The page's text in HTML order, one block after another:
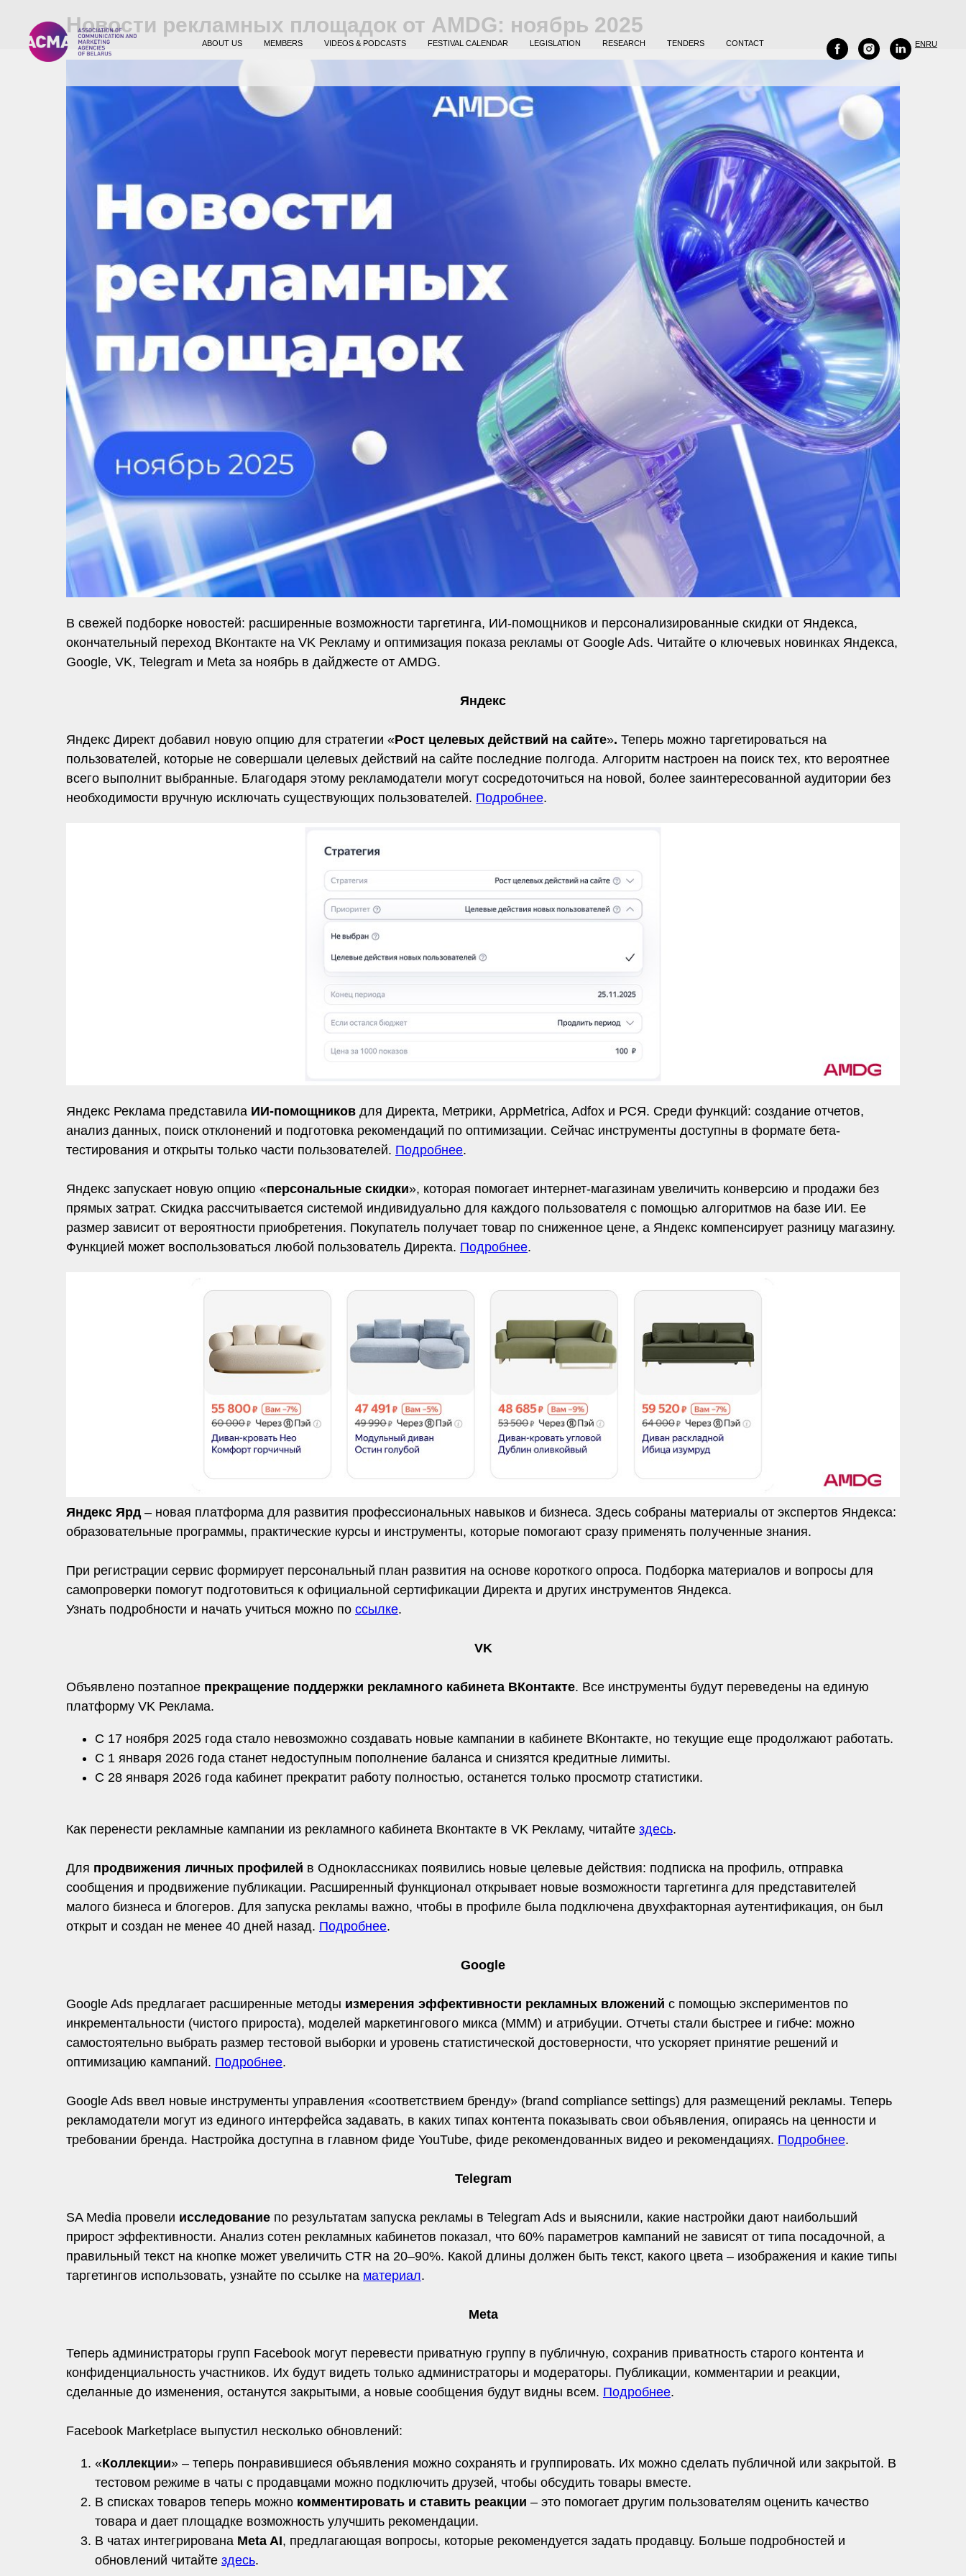
ABOUT US MEMBERS VIDEOS & PODCASTS FESTIVAL CALENDAR LEGISLATION RESEARCH TENDERS CONTACT ENRU
Новости рекламных площадок от AMDG: ноябрь 2025
В свежей подборке новостей: расширенные возможности таргетинга, ИИ-помощников и персонализированные скидки от Яндекса,
окончательный переход ВКонтакте на VK Рекламу и оптимизация показа рекламы от Google Ads. Читайте о ключевых новинках Яндекса,
Google, VK, Telegram и Meta за ноябрь в дайджесте от AMDG.
Яндекс
Яндекс Директ добавил новую опцию для стратегии «Рост целевых действий на сайте». Теперь можно таргетироваться на
пользователей, которые не совершали целевых действий на сайте последние полгода. Алгоритм настроен на поиск тех, кто вероятнее
всего выполнит выбранные. Благодаря этому рекламодатели могут сосредоточиться на новой, более заинтересованной аудитории без
необходимости вручную исключать существующих пользователей. Подробнее.
Яндекс Реклама представила ИИ-помощников для Директа, Метрики, AppMetrica, Adfox и РСЯ. Среди функций: создание отчетов,
анализ данных, поиск отклонений и подготовка рекомендаций по оптимизации. Сейчас инструменты доступны в формате бета-
тестирования и открыты только части пользователей. Подробнее.
Яндекс запускает новую опцию «персональные скидки», которая помогает интернет-магазинам увеличить конверсию и продажи без
прямых затрат. Скидка рассчитывается системой индивидуально для каждого пользователя с помощью алгоритмов на базе ИИ. Ее
размер зависит от вероятности приобретения. Покупатель получает товар по сниженное цене, а Яндекс компенсирует разницу магазину.
Функцией может воспользоваться любой пользователь Директа. Подробнее.
Яндекс Ярд – новая платформа для развития профессиональных навыков и бизнеса. Здесь собраны материалы от экспертов Яндекса:
образовательные программы, практические курсы и инструменты, которые помогают сразу применять полученные знания.
При регистрации сервис формирует персональный план развития на основе короткого опроса. Подборка материалов и вопросы для
самопроверки помогут подготовиться к официальной сертификации Директа и других инструментов Яндекса.
Узнать подробности и начать учиться можно по ссылке.
VK
Объявлено поэтапное прекращение поддержки рекламного кабинета ВКонтакте. Все инструменты будут переведены на единую
платформу VK Реклама.
С 17 ноября 2025 года стало невозможно создавать новые кампании в кабинете ВКонтакте, но текущие еще продолжают работать.
С 1 января 2026 года станет недоступным пополнение баланса и снизятся кредитные лимиты.
С 28 января 2026 года кабинет прекратит работу полностью, останется только просмотр статистики.
Как перенести рекламные кампании из рекламного кабинета Вконтакте в VK Рекламу, читайте здесь.
Для продвижения личных профилей в Одноклассниках появились новые целевые действия: подписка на профиль, отправка
сообщения и продвижение публикации. Расширенный функционал открывает новые возможности таргетинга для представителей
малого бизнеса и блогеров. Для запуска рекламы важно, чтобы в профиле была подключена двухфакторная аутентификация, он был
открыт и создан не менее 40 дней назад. Подробнее.
Google
Google Ads предлагает расширенные методы измерения эффективности рекламных вложений с помощью экспериментов по
инкрементальности (чистого прироста), моделей маркетингового микса (MMM) и атрибуции. Отчеты стали быстрее и гибче: можно
самостоятельно выбрать размер тестовой выборки и уровень статистической достоверности, что ускоряет принятие решений и
оптимизацию кампаний. Подробнее.
Google Ads ввел новые инструменты управления «соответствием бренду» (brand compliance settings) для размещений рекламы. Теперь
рекламодатели могут из единого интерфейса задавать, в каких типах контента показывать свои объявления, опираясь на ценности и
требовании бренда. Настройка доступна в главном фиде YouTube, фиде рекомендованных видео и рекомендациях. Подробнее.
Telegram
SA Media провели исследование по результатам запуска рекламы в Telegram Ads и выяснили, какие настройки дают наибольший
прирост эффективности. Анализ сотен рекламных кабинетов показал, что 60% параметров кампаний не зависят от типа посадочной, а
правильный текст на кнопке может увеличить CTR на 20–90%. Какой длины должен быть текст, какого цвета – изображения и какие типы
таргетингов использовать, узнайте по ссылке на материал.
Meta
Теперь администраторы групп Facebook могут перевести приватную группу в публичную, сохранив приватность старого контента и
конфиденциальность участников. Их будут видеть только администраторы и модераторы. Публикации, комментарии и реакции,
сделанные до изменения, останутся закрытыми, а новые сообщения будут видны всем. Подробнее.
Facebook Marketplace выпустил несколько обновлений:
«Коллекции» – теперь понравившиеся объявления можно сохранять и группировать. Их можно сделать публичной или закрытой. В
тестовом режиме в чаты с продавцами можно подключить друзей, чтобы обсудить товары вместе.
В списках товаров теперь можно комментировать и ставить реакции – это помогает другим пользователям оценить качество
товара и дает площадке возможность улучшить рекомендации.
В чатах интегрирована Meta AI, предлагающая вопросы, которые рекомендуется задать продавцу. Больше подробностей и
обновлений читайте здесь.